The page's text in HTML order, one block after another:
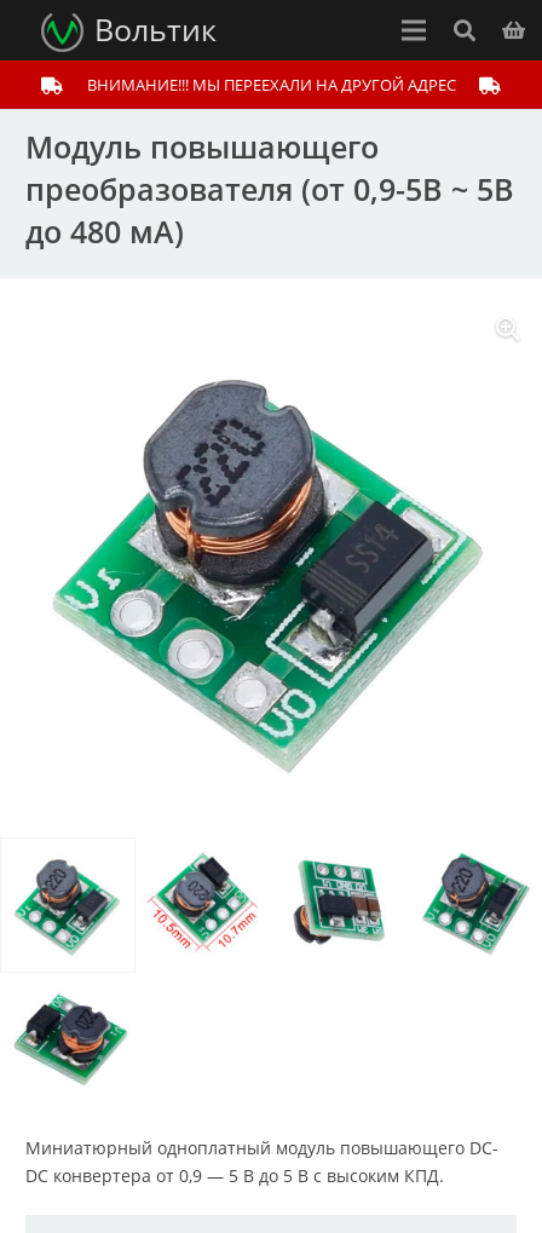
Вольтик
ВНИМАНИЕ!!! МЫ ПЕРЕЕХАЛИ НА ДРУГОЙ АДРЕС
Модуль повышающего
преобразователя (от 0,9-5В ~ 5В
до 480 мА)
Миниатюрный одноплатный модуль повышающего DC-
DC конвертера от 0,9 — 5 В до 5 В с высоким КПД.